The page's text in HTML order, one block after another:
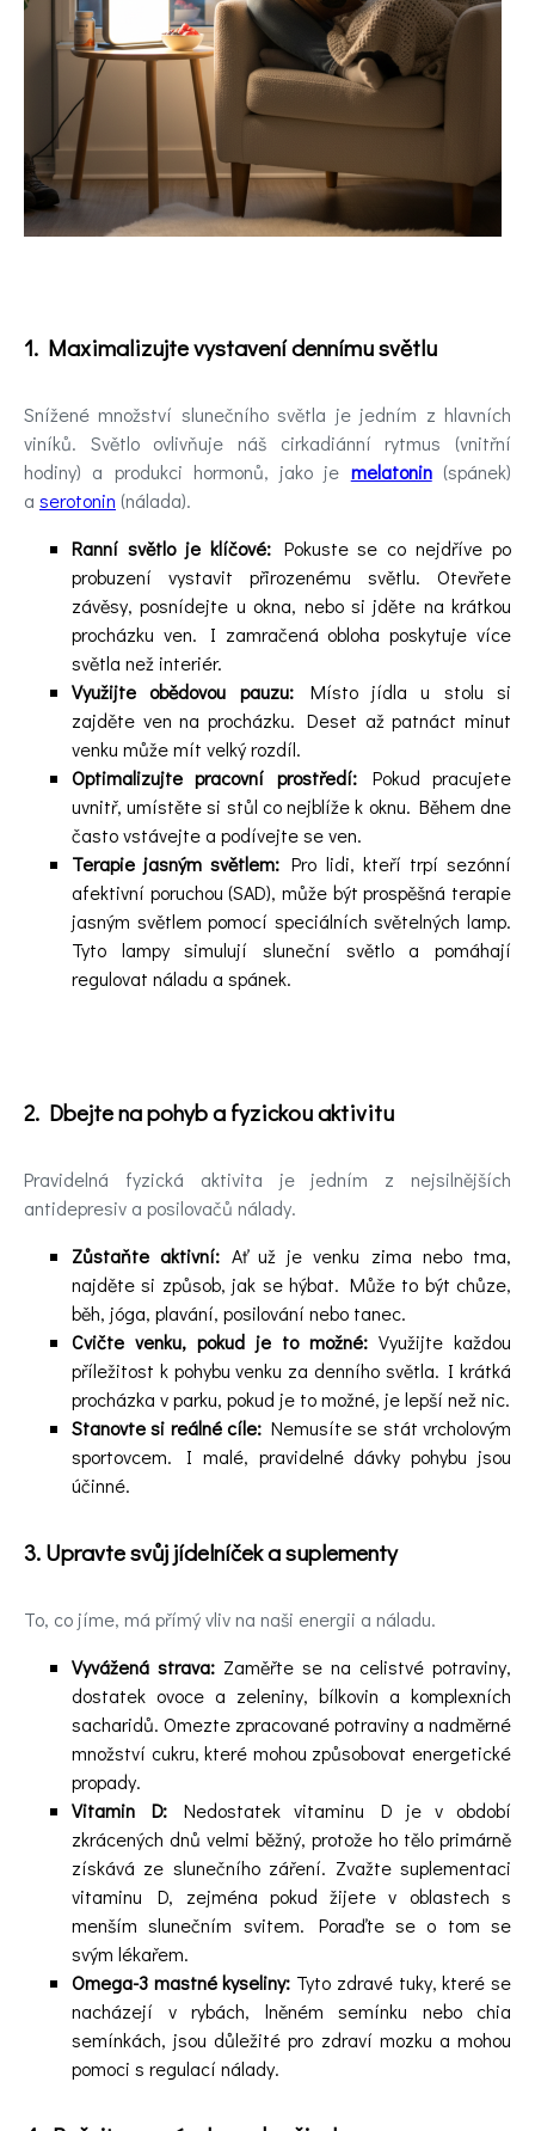
Videa
Kontakt
Registrace
1. Maximalizujte vystavení dennímu světlu
Snížené množství slunečního světla je jedním z hlavních
viníků. Světlo ovlivňuje náš cirkadiánní rytmus (vnitřní
hodiny) a produkci hormonů, jako je melatonin(spánek)
a serotonin (nálada).
Ranní světlo je klíčové:Pokuste se co nejdříve po
probuzení vystavit přirozenému světlu. Otevřete
závěsy, posnídejte u okna, nebo si jděte na krátkou
procházku ven. I zamračená obloha poskytuje více
světla než interiér.
Využijte obědovou pauzu:Místo jídla u stolu si
zajděte ven na procházku. Deset až patnáct minut
venku může mít velký rozdíl.
Optimalizujte pracovní prostředí:Pokud pracujete
uvnitř, umístěte si stůl co nejblíže k oknu. Během dne
často vstávejte a podívejte se ven.
Terapie jasným světlem: Pro lidi, kteří trpí sezónní
afektivní poruchou (SAD), může být prospěšná terapie
jasným světlem pomocí speciálních světelných lamp.
Tyto lampy simulují sluneční světlo a pomáhají
regulovat náladu a spánek.
2. Dbejte na pohyb a fyzickou aktivitu
Pravidelná fyzická aktivita je jedním z nejsilnějších
antidepresiv a posilovačů nálady.
Zůstaňte aktivní: Ať už je venku zima nebo tma,
najděte si způsob, jak se hýbat. Může to být chůze,
běh, jóga, plavání, posilování nebo tanec.
Cvičte venku, pokud je to možné: Využijte každou
příležitost k pohybu venku za denního světla. I krátká
procházka v parku, pokud je to možné, je lepší než nic.
Stanovte si reálné cíle: Nemusíte se stát vrcholovým
sportovcem. I malé, pravidelné dávky pohybu jsou
účinné.
3. Upravte svůj jídelníček a suplementy
To, co jíme, má přímý vliv na naši energii a náladu.
Vyvážená strava: Zaměřte se na celistvé potraviny,
dostatek ovoce a zeleniny, bílkovin a komplexních
sacharidů. Omezte zpracované potraviny a nadměrné
množství cukru, které mohou způsobovat energetické
propady.
Vitamin D: Nedostatek vitaminu D je v období
zkrácených dnů velmi běžný, protože ho tělo primárně
získává ze slunečního záření. Zvažte suplementaci
vitaminu D, zejména pokud žijete v oblastech s
menším slunečním svitem. Poraďte se o tom se
svým lékařem.
Omega-3 mastné kyseliny: Tyto zdravé tuky, které se
nacházejí v rybách, lněném semínku nebo chia
semínkách, jsou důležité pro zdraví mozku a mohou
pomoci s regulací nálady.